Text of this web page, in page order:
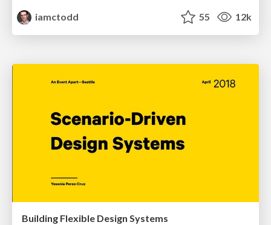
iamctodd
55 12k
Building Flexible Design Systems